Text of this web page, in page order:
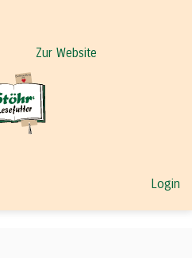
Zur Website
Login